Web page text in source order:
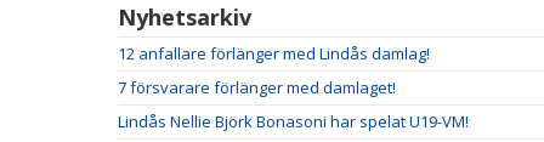
Nyhetsarkiv
12 anfallare förlänger med Lindås damlag!
7 försvarare förlänger med damlaget!
Lindås Nellie Björk Bonasoni har spelat U19-VM!